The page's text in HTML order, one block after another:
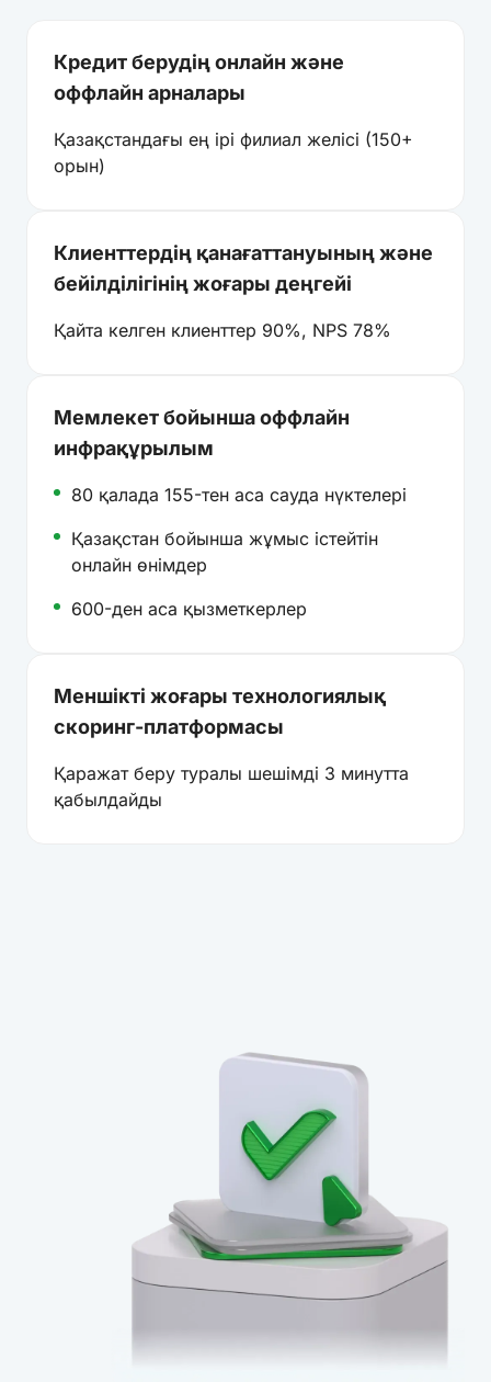
Кредит берудің онлайн және
оффлайн арналары
Қазақстандағы ең ірі филиал желісі (150+
орын)
Клиенттердің қанағаттануының және
бейілділігінің жоғары деңгейі
Қайта келген клиенттер 90%, NPS 78%
Мемлекет бойынша оффлайн
инфрақұрылым
80 қалада 155-тен аса сауда нүктелері
Қазақстан бойынша жұмыс істейтін
онлайн өнімдер
600-ден аса қызметкерлер
Меншікті жоғары технологиялық
скоринг-платформасы
Қаражат беру туралы шешімді 3 минутта
қабылдайды